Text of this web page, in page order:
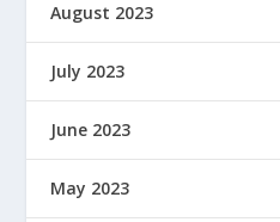
August 2023
July 2023
June 2023
May 2023